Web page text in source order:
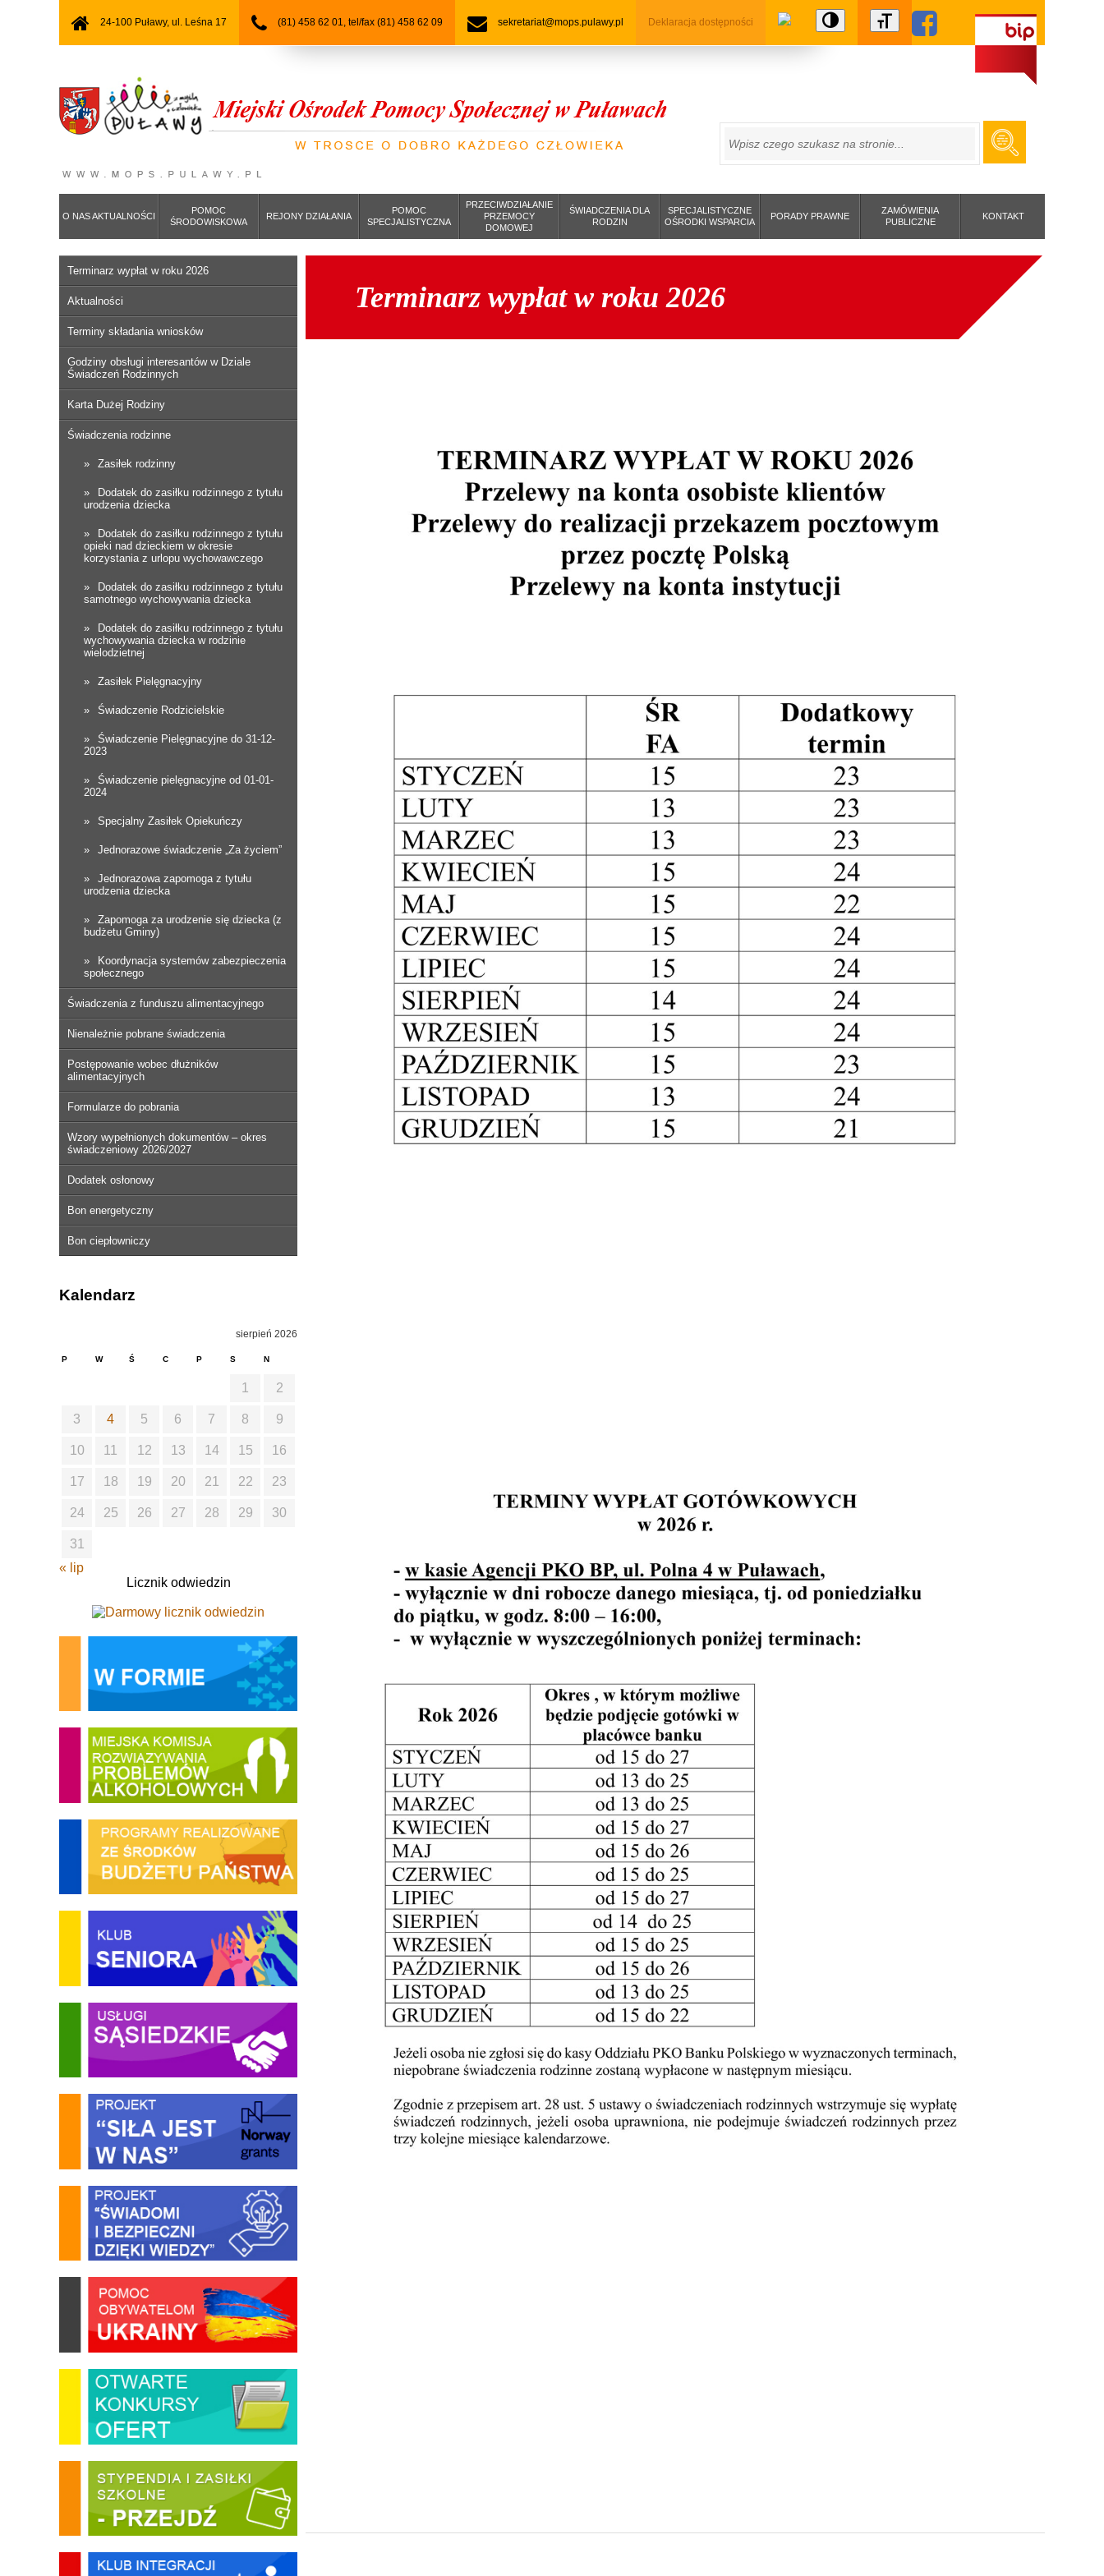
24-100 Puławy, ul. Leśna 17 (81) 458 62 01, tel/fax (81) 458 62 09 sekretariat@mops.pulawy.pl Deklaracja dostępności
SZUKAJ
O NAS AKTUALNOŚCI
POMOC
ŚRODOWISKOWA
REJONY DZIAŁANIA
POMOC
SPECJALISTYCZNA
PRZECIWDZIAŁANIE
PRZEMOCY
DOMOWEJ
ŚWIADCZENIA DLA
RODZIN
SPECJALISTYCZNE
OŚRODKI WSPARCIA
PORADY PRAWNE
ZAMÓWIENIA
PUBLICZNE
KONTAKT
Terminarz wypłat w roku 2026
Terminarz wypłat w roku 2026
Aktualności
Terminy składania wniosków
Godziny obsługi interesantów w Dziale
Świadczeń Rodzinnych
Karta Dużej Rodziny
Świadczenia rodzinne
Zasiłek rodzinny
Dodatek do zasiłku rodzinnego z tytułu
urodzenia dziecka
Dodatek do zasiłku rodzinnego z tytułu
opieki nad dzieckiem w okresie
korzystania z urlopu wychowawczego
Dodatek do zasiłku rodzinnego z tytułu
samotnego wychowywania dziecka
Dodatek do zasiłku rodzinnego z tytułu
wychowywania dziecka w rodzinie
wielodzietnej
Zasiłek Pielęgnacyjny
Świadczenie Rodzicielskie
Świadczenie Pielęgnacyjne do 31-12-
2023
Świadczenie pielęgnacyjne od 01-01-
2024
Specjalny Zasiłek Opiekuńczy
Jednorazowe świadczenie „Za życiem”
Jednorazowa zapomoga z tytułu
urodzenia dziecka
Zapomoga za urodzenie się dziecka (z
budżetu Gminy)
Koordynacja systemów zabezpieczenia
społecznego
Świadczenia z funduszu alimentacyjnego
Nienależnie pobrane świadczenia
Postępowanie wobec dłużników
alimentacyjnych
Formularze do pobrania
Wzory wypełnionych dokumentów – okres
świadczeniowy 2026/2027
Dodatek osłonowy
Bon energetyczny
Bon ciepłowniczy
Kalendarz
sierpień 2026
P W Ś C P S N
1 2
3 4 5 6 7 8 9
10 11 12 13 14 15 16
17 18 19 20 21 22 23
24 25 26 27 28 29 30
31
« lip
Licznik odwiedzin